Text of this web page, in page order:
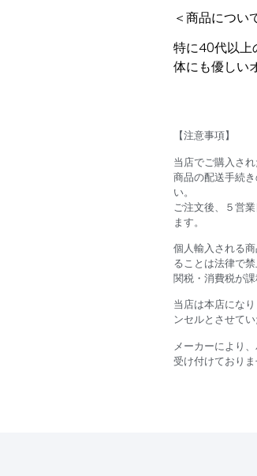
＜商品につい
特に40代以上
体にも優しい
【注意事項】
当店でご購入さ
商品の配送手続
い。
ご注文後、５営
ます。
個人輸入される
ることは法律で禁
関税・消費税が
当店は本店にな
ンセルとさせて
メーカーにより
受け付けておりま